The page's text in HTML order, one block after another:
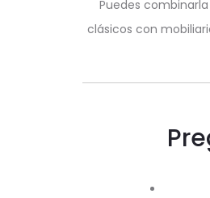
Puedes
clásicos con